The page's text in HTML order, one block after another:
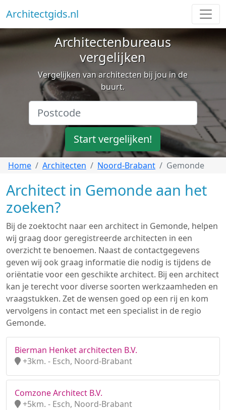
Architectgids.nl
Architectenbureaus
vergelijken
Vergelijken van architecten bij jou in de
buurt.
Start vergelijken!
Home Architecten Noord-Brabant Gemonde
Architect in Gemonde aan het
zoeken?
Bij de zoektocht naar een architect in Gemonde, helpen
wij graag door geregistreerde architecten in een
overzicht te benoemen. Naast de contactgegevens
geven wij ook graag informatie die nodig is tijdens de
oriëntatie voor een geschikte architect. Bij een architect
kan je terecht voor diverse soorten werkzaamheden en
vraagstukken. Zet de wensen goed op een rij en kom
vervolgens in contact met een specialist in de regio
Gemonde.
Bierman Henket architecten B.V.
+3km. - Esch, Noord-Brabant
Comzone Architect B.V.
+5km. - Esch, Noord-Brabant